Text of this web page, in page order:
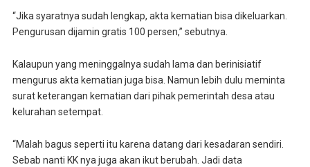
“Jika syaratnya sudah lengkap, akta kematian bisa dikeluarkan.
Pengurusan dijamin gratis 100 persen,” sebutnya.
Kalaupun yang meninggalnya sudah lama dan berinisiatif
mengurus akta kematian juga bisa. Namun lebih dulu meminta
surat keterangan kematian dari pihak pemerintah desa atau
kelurahan setempat.
“Malah bagus seperti itu karena datang dari kesadaran sendiri.
Sebab nanti KK nya juga akan ikut berubah. Jadi data